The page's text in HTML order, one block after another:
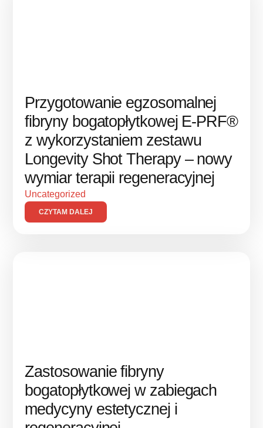
Przygotowanie egzosomalnej
fibryny bogatopłytkowej E-PRF®
z wykorzystaniem zestawu
Longevity Shot Therapy – nowy
wymiar terapii regeneracyjnej
Uncategorized
CZYTAM DALEJ
Zastosowanie fibryny
bogatopłytkowej w zabiegach
medycyny estetycznej i